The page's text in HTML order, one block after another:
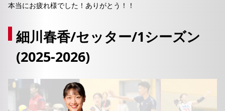
本当にお疲れ様でした！ありがとう！！
細川春香/セッター/1シーズン
(2025-2026)